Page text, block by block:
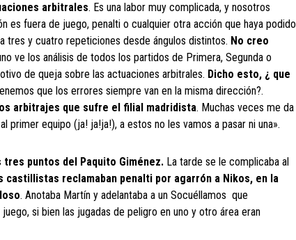
arbitrales. Es una labor muy complicada, y nosotros
es fuera de juego, penalti o cualquier otra acción que haya podido
tres y cuatro repeticiones desde ángulos distintos. No creo
ve los análisis de todos los partidos de Primera, Segunda o
de queja sobre las actuaciones arbitrales. Dicho esto, ¿ que
que los errores siempre van en la misma dirección?.
arbitrajes que sufre el filial madridista. Muchas veces me da
primer equipo (ja! ja!ja!), a estos no les vamos a pasar ni una».
puntos del Paquito Giménez. La tarde se le complicaba al
castillistas reclamaban penalti por agarrón a Nikos, en la
. Anotaba Martín y adelantaba a un Socuéllamos que
si bien las jugadas de peligro en uno y otro área eran